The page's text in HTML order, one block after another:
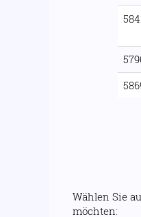
Wählen Sie
möchten: